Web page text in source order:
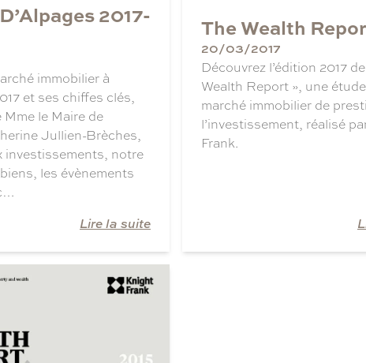
2017-
immobilier à
et ses chiffes clés,
Mme le Maire de
Jullien-Brèches,
investissements, notre
les évènements
Lire la suite
The Wealth
20/03/2017
Découvrez l’édition 2017
Wealth Report », une
marché immobilier de
l’investissement, réalisé
Frank.